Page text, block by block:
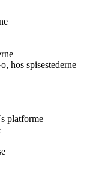
hos spisestederne
platforme